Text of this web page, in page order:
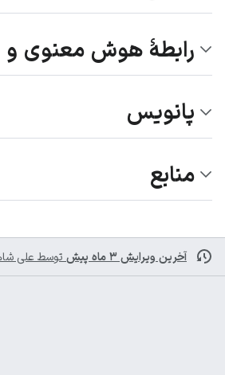
رابطۀ هوش معنوی
پانویس
منابع
آخرین ویرایش ۳ ماه پیش توسط علی